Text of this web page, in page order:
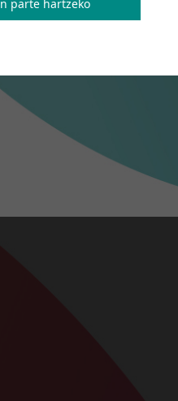
parte hartzeko